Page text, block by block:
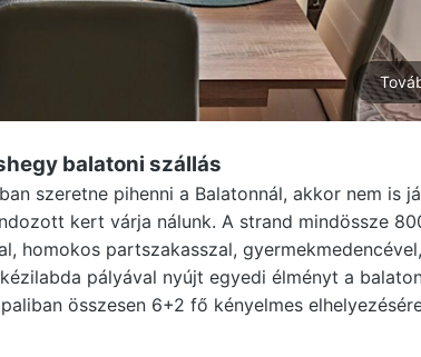
balatoni szállás
szeretne pihenni a Balatonnál, akkor nem is
kert várja nálunk. A strand mindössze
homokos partszakasszal, gyermekmedencével,
pályával nyújt egyedi élményt a
összesen 6+2 fő kényelmes